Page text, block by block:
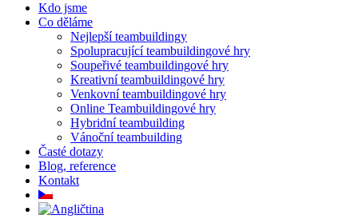
Kdo jsme
Co děláme
Nejlepší teambuildingy
Spolupracující teambuildingové hry
Soupeřivé teambuildingové hry
Kreativní teambuildingové hry
Venkovní teambuildingové hry
Online Teambuildingové hry
Hybridní teambuilding
Vánoční teambuilding
Časté dotazy
Blog, reference
Kontakt